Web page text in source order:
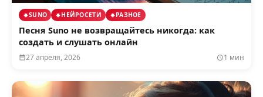
SUNO НЕЙРОСЕТИ РАЗНОЕ
Песня Suno не возвращайтесь никогда: как
создать и слушать онлайн
27 апреля, 2026 1 мин